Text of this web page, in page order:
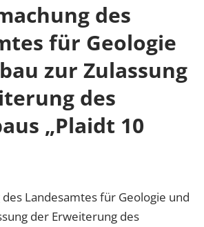
des
für Geologie
zur Zulassung
des
„Plaidt 10
Landesamtes für Geologie und
der Erweiterung des